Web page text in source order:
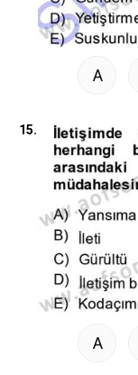
A
15.
A